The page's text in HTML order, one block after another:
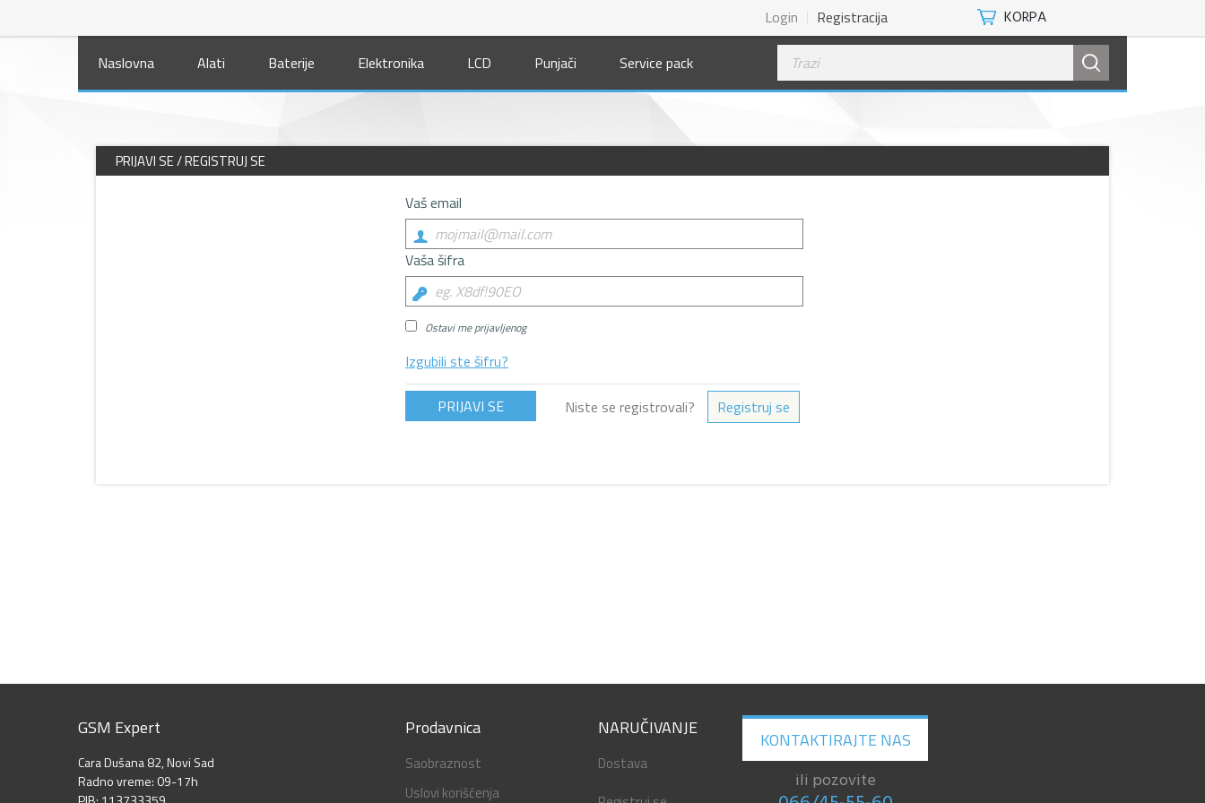
KORPA
Login Registracija
Naslovna Alati Baterije Elektronika LCD Punjači Service pack
PRIJAVI SE / REGISTRUJ SE
Vaš email
Vaša šifra
Ostavi me prijavljenog
Izgubili ste šifru?
Niste se registrovali? Registruj se
GSM Expert
Cara Dušana 82, Novi Sad
Radno vreme: 09-17h
Prodavnica
Saobraznost
Uslovi korišćenja
NARUČIVANJE
Dostava
KONTAKTIRAJTE NAS
ili pozovite